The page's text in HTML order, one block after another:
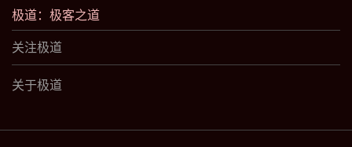
极道：极客之道
关注极道
关于极道